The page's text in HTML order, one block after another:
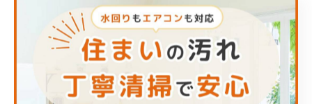
評判の良い清掃会社
遺品整理・不動産売却・ハウスクリーニング・INAGA
最近の投稿 Recent Posts